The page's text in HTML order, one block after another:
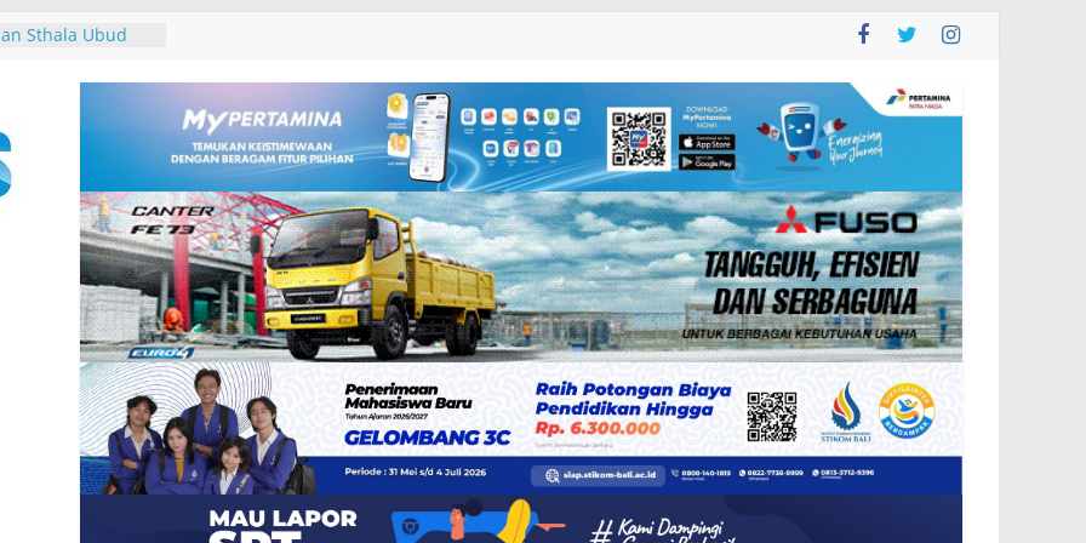
Seminar
Sthala Ubud
2026,
Pameran
dan
untuk Uang”
Pemkab
Tim Bersama
di Pantai
Tutik Kusuma
Demokrat
Rakyat melalui
25, Demokrat
bersih Sampah
Tukik di Pantai